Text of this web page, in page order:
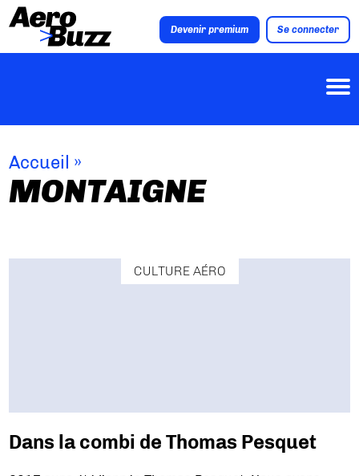
Devenir premium Se connecter
Accueil »
MONTAIGNE
CULTURE AÉRO
Dans la combi de Thomas Pesquet